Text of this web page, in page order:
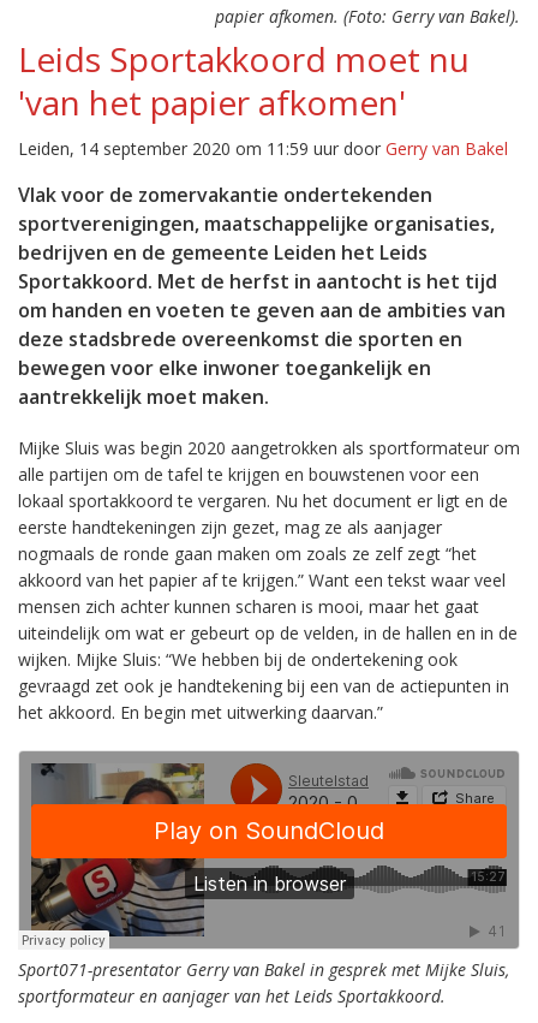
papier afkomen. (Foto: Gerry van Bakel).
Leids Sportakkoord moet nu
'van het papier afkomen'
Leiden, 14 september 2020 om 11:59 uur door Gerry van Bakel
Vlak voor de zomervakantie ondertekenden
sportverenigingen, maatschappelijke organisaties,
bedrijven en de gemeente Leiden het Leids
Sportakkoord. Met de herfst in aantocht is het tijd
om handen en voeten te geven aan de ambities van
deze stadsbrede overeenkomst die sporten en
bewegen voor elke inwoner toegankelijk en
aantrekkelijk moet maken.
Mijke Sluis was begin 2020 aangetrokken als sportformateur om
alle partijen om de tafel te krijgen en bouwstenen voor een
lokaal sportakkoord te vergaren. Nu het document er ligt en de
eerste handtekeningen zijn gezet, mag ze als aanjager
nogmaals de ronde gaan maken om zoals ze zelf zegt “het
akkoord van het papier af te krijgen.” Want een tekst waar veel
mensen zich achter kunnen scharen is mooi, maar het gaat
uiteindelijk om wat er gebeurt op de velden, in de hallen en in de
wijken. Mijke Sluis: “We hebben bij de ondertekening ook
gevraagd zet ook je handtekening bij een van de actiepunten in
het akkoord. En begin met uitwerking daarvan.”
Sport071-presentator Gerry van Bakel in gesprek met Mijke Sluis,
sportformateur en aanjager van het Leids Sportakkoord.